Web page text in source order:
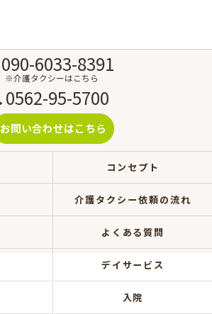
090-6033-8391
※介護タクシーはこちら
0562-95-5700
お問い合わせはこちら
コンセプト
介護タクシー依頼の流れ
よくある質問
デイサービス
入院